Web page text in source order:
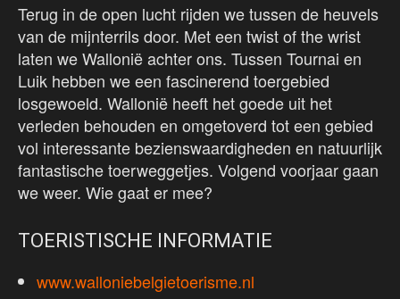
Terug in de open lucht rijden we tussen de heuvels
van de mijnterrils door. Met een twist of the wrist
laten we Wallonië achter ons. Tussen Tournai en
Luik hebben we een fascinerend toergebied
losgewoeld. Wallonië heeft het goede uit het
verleden behouden en omgetoverd tot een gebied
vol interessante bezienswaardigheden en natuurlijk
fantastische toerweggetjes. Volgend voorjaar gaan
we weer. Wie gaat er mee?
TOERISTISCHE INFORMATIE
www.walloniebelgietoerisme.nl